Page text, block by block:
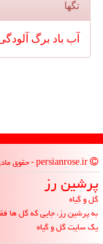
تگها
آب باد برگ
پرشین رز
گل و گیاه
به پرشین رز، جایی که گل ها
یک سایت گل و گیاه